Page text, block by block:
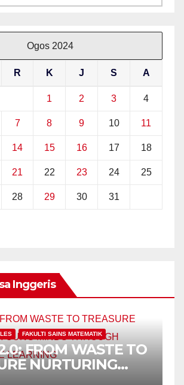
Ogos 2024
R K J S A
1 2 3 4
7 8 9 10 11
14 15 16 17 18
21 22 23 24 25
28 29 30 31
Inggeris
FAKULTI SAINS MATEMATIK
FROM WASTE TO
NURTURING
MINDS THROUGH